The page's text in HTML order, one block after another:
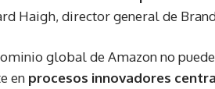
Haigh, director general de
global de Amazon no
en procesos innovadores